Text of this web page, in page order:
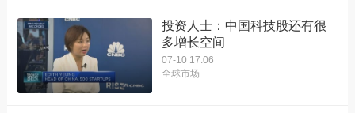
投资人士：中国科技股还有很
多增长空间
07-10 17:06
全球市场